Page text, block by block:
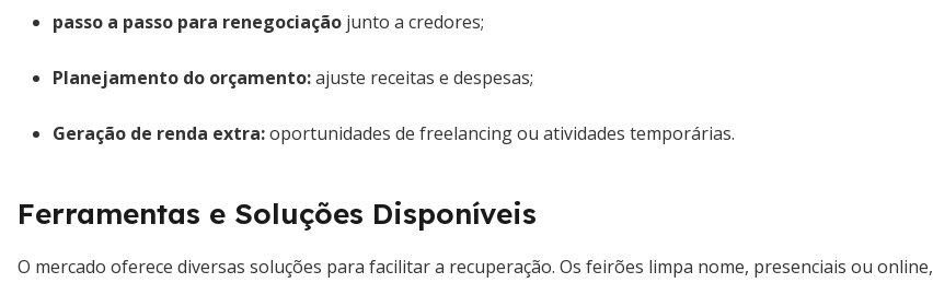
passo a passo para renegociação junto a credores;
Planejamento do orçamento:ajuste receitas e despesas;
Geração de renda extra:oportunidades de freelancing ou atividades temporárias.
Ferramentas e Soluções Disponíveis
O mercado oferece diversas soluções para facilitar a recuperação. Os feirões limpa nome, presenciais ou online,